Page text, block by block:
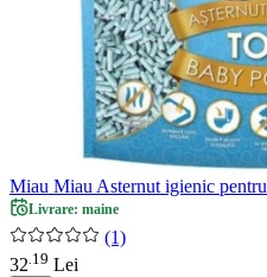
Miau Miau Asternut igienic
Livrare: maine
(1)
32 19 Lei